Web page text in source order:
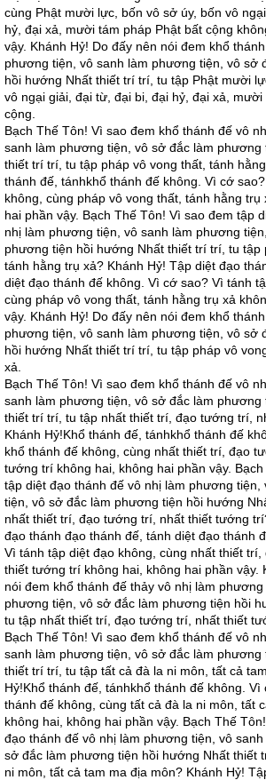
cùng Phật mười lực, bốn vô sở úy, bốn vô
hỷ, đại xả, mười tám pháp Phật bất cộng
vậy. Khánh Hỷ! Do đấy nên nói đem khổ
phương tiện, vô sanh làm phương tiện, vô sở
hồi hướng Nhất thiết trí trí, tu tập Phật mười
vô ngại giải, đại từ, đại bi, đại hỷ, đại xả,
cộng.
Bạch Thế Tôn! Vì sao đem khổ thánh đế vô
sanh làm phương tiện, vô sở đắc làm
thiết trí trí, tu tập pháp vô vong thất, tánh
thánh đế, tánhkhổ thánh đế không. Vì cớ
không, cùng pháp vô vong thất, tánh hằng trụ
hai phần vậy. Bạch Thế Tôn! Vì sao đem tập
nhị làm phương tiện, vô sanh làm phương
phương tiện hồi hướng Nhất thiết trí trí, tu tập
tánh hằng trụ xả? Khánh Hỷ! Tập diệt đạo
diệt đạo thánh đế không. Vì cớ sao? Vì tánh
cùng pháp vô vong thất, tánh hằng trụ xả
vậy. Khánh Hỷ! Do đấy nên nói đem khổ
phương tiện, vô sanh làm phương tiện, vô sở
hồi hướng Nhất thiết trí trí, tu tập pháp vô
xả.
Bạch Thế Tôn! Vì sao đem khổ thánh đế vô
sanh làm phương tiện, vô sở đắc làm
thiết trí trí, tu tập nhất thiết trí, đạo tướng trí,
Khánh Hỷ!Khổ thánh đế, tánhkhổ thánh đế
khổ thánh đế không, cùng nhất thiết trí, đạo
tướng trí không hai, không hai phần vậy.
tập diệt đạo thánh đế vô nhị làm phương tiện,
tiện, vô sở đắc làm phương tiện hồi hướng
nhất thiết trí, đạo tướng trí, nhất thiết tướng
đạo thánh đạo thánh đế, tánh diệt đạo thánh
Vì tánh tập diệt đạo không, cùng nhất thiết
thiết tướng trí không hai, không hai phần vậy.
nói đem khổ thánh đế thảy vô nhị làm
phương tiện, vô sở đắc làm phương tiện hồi
tu tập nhất thiết trí, đạo tướng trí, nhất thiết
Bạch Thế Tôn! Vì sao đem khổ thánh đế vô
sanh làm phương tiện, vô sở đắc làm
thiết trí trí, tu tập tất cả đà la ni môn, tất cả
Hỷ!Khổ thánh đế, tánhkhổ thánh đế không.
thánh đế không, cùng tất cả đà la ni môn, tất
không hai, không hai phần vậy. Bạch Thế
đạo thánh đế vô nhị làm phương tiện, vô
sở đắc làm phương tiện hồi hướng Nhất thiết
ni môn, tất cả tam ma địa môn? Khánh Hỷ!